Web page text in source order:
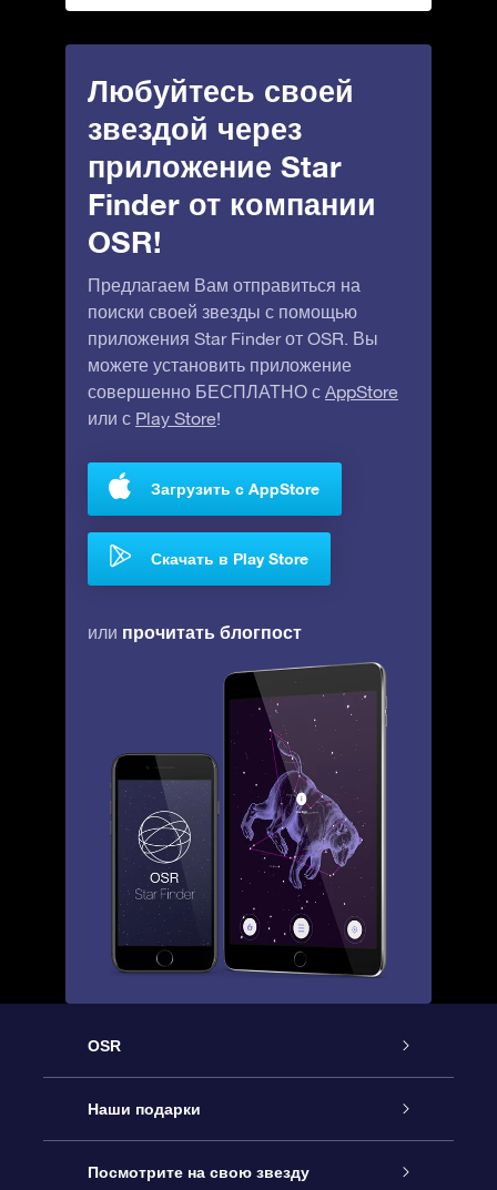
Любуйтесь своей
звездой через
приложение Star
Finder от компании
OSR!
Предлагаем Вам отправиться на
поиски своей звезды с помощью
приложения Star Finder от OSR. Вы
можете установить приложение
совершенно БЕСПЛАТНО с AppStore
или с Play Store!
Загрузить с AppStore
Скачать в Play Store
или прочитать блогпост
OSR
Обслуживание
Как с нами связаться
Наши подарки
Онлайн подарок Online Star Gift
Посмотрите на свою звезду